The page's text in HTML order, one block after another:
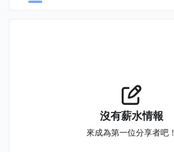
沒有薪水情報
來成為第一位分享者吧！